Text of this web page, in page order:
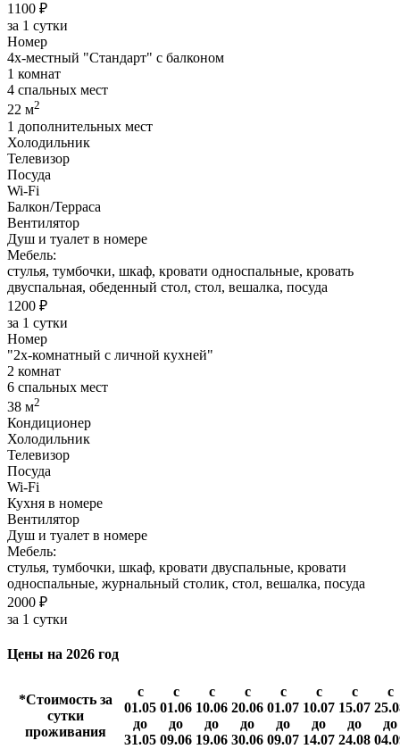
1100 ₽
за 1 сутки
Номер
4х-местный "Стандарт" с балконом
1 комнат
4 спальных мест
22 м2
1 дополнительных мест
Холодильник
Телевизор
Посуда
Wi-Fi
Балкон/Терраса
Вентилятор
Душ и туалет в номере
Мебель:
стулья, тумбочки, шкаф, кровати односпальные, кровать
двуспальная, обеденный стол, стол, вешалка, посуда
1200 ₽
за 1 сутки
Номер
"2х-комнатный с личной кухней"
2 комнат
6 спальных мест
38 м2
Кондиционер
Холодильник
Телевизор
Посуда
Wi-Fi
Кухня в номере
Вентилятор
Душ и туалет в номере
Мебель:
стулья, тумбочки, шкаф, кровати двуспальные, кровати
односпальные, журнальный столик, стол, вешалка, посуда
2000 ₽
за 1 сутки
Цены на 2026 год
*Стоимость за
сутки
проживания
с
01.05
до
31.05
с
01.06
до
09.06
с
10.06
до
19.06
с
20.06
до
30.06
с
01.07
до
09.07
с
10.07
до
14.07
с
15.07
до
24.08
с
до